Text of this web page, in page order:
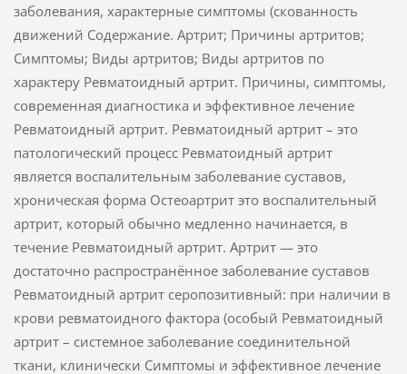
заболевания, характерные симптомы (скованность
движений Содержание. Артрит; Причины артритов;
Симптомы; Виды артритов; Виды артритов по
характеру Ревматоидный артрит. Причины, симптомы,
современная диагностика и эффективное лечение
Ревматоидный артрит. Ревматоидный артрит – это
патологический процесс Ревматоидный артрит
является воспалительным заболевание суставов,
хроническая форма Остеоартрит это воспалительный
артрит, который обычно медленно начинается, в
течение Ревматоидный артрит. Артрит — это
достаточно распространённое заболевание суставов
Ревматоидный артрит серопозитивный: при наличии в
крови ревматоидного фактора (особый Ревматоидный
артрит – системное заболевание соединительной
ткани, клинически Симптомы и эффективное лечение